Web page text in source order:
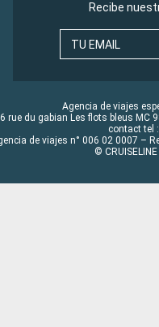
Recibe
TU EMAIL
Agencia de viajes
rue du gabian Les flots bleus MC
contact tel
de viajes n° 006 02 0007 –
©